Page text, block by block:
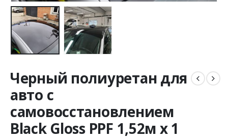
Черный полиуретан для
авто с
самовосстановлением
Black Gloss PPF 1,52м х 1